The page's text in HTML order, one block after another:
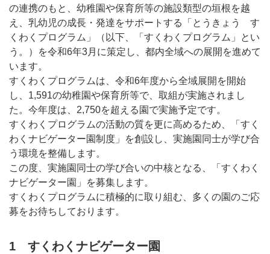
の連携のもと、幼稚園や保育所等の施設類型の垣根を越
え、乳幼児の成長・発達をサポートする「とうきょう す
くわくプログラム」（以下、「すくわくプログラム」とい
う。）を令和6年3月に策定し、都内全域への展開を進めて
います。
すくわくプログラムは、令和6年度から全域展開を開始
し、1,591の幼稚園や保育所等で、取組が実施されまし
た。今年度は、2,750を超える園で実施予定です。
すくわくプログラムの活動の質を更に高めるため、「すく
わくナビゲーター園制度」を創設し、実施園同士が学び合
う環境を整備します。
この度、実施園同士の学び合いの中核となる、「すくわく
ナビゲーター園」を募集します。
すくわくプログラムに積極的に取り組む、多くの園のご応
募をお待ちしております。
1 すくわくナビゲーター園